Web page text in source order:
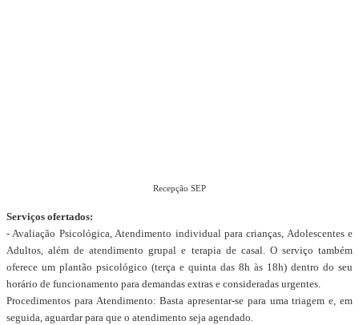
Recepção SEP
Serviços ofertados:
- Avaliação Psicológica, Atendimento individual para crianças, Adolescentes e
Adultos, além de atendimento grupal e terapia de casal. O serviço também
oferece um plantão psicológico (terça e quinta das 8h às 18h) dentro do seu
horário de funcionamento para demandas extras e consideradas urgentes.
Procedimentos para Atendimento: Basta apresentar-se para uma triagem e, em
seguida, aguardar para que o atendimento seja agendado.